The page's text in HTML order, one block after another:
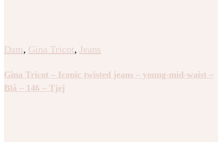
Dam, Gina Tricot, Jeans
Gina Tricot – Iconic twisted jeans – young-mid-waist –
Blå – 146 – Tjej